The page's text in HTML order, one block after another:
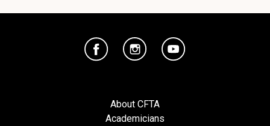
About CFTA
Academicians